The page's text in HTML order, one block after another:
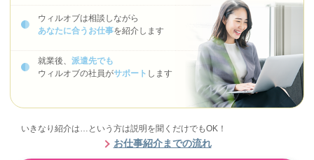
ウィルオブは相談しながら
あなたに合うお仕事を紹介します
就業後、 派遣先でも
ウィルオブの社員がサポート します
いきなり紹介は…という方は説明を聞くだけでもOK！
お仕事紹介までの流れ